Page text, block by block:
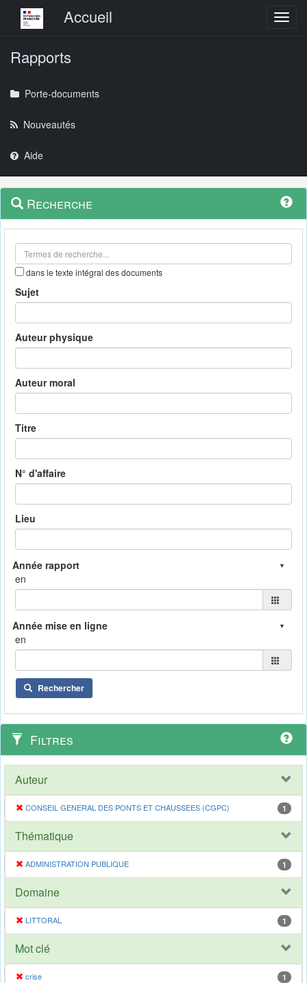
Menu principalAccueil
Rapports
Porte-documents
Nouveautés
Aide
Navigation
outils
Menu
contextuel
Recherche
dans le texte intégral des documents
Sujet
Auteur physique
Auteur moral
Titre
N° d'affaire
Lieu
en
en
Rechercher
Filtres
Auteur
CONSEIL GENERAL DES PONTS ET CHAUSSEES (CGPC) 1
Thématique
ADMINISTRATION PUBLIQUE 1
Domaine
LITTORAL 1
Mot clé
crise 1